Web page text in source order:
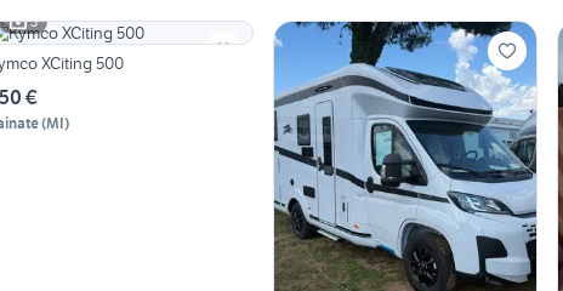
3
XCiting 500
€
(MI)